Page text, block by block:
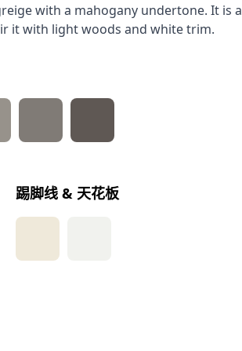
with a mahogany undertone. It is a
it with light woods and white trim.
踢脚线 & 天花板